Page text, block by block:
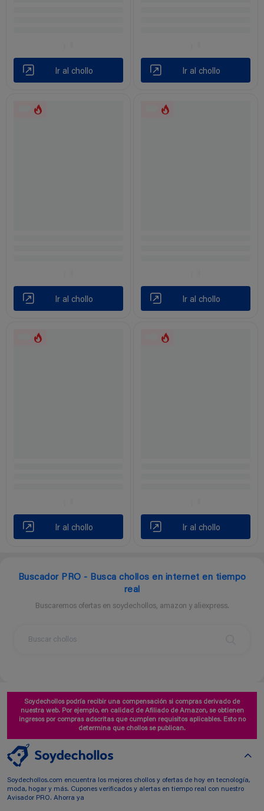
Ir al chollo Ir al chollo
Ir al chollo Ir al chollo
Ir al chollo Ir al chollo
Buscador PRO - Busca chollos en internet en tiempo
real
Buscaremos ofertas en soydechollos, amazon y aliexpress.
Soydechollos podría recibir una compensación si compras derivado de
nuestra web. Por ejemplo, en calidad de Afiliado de Amazon, se obtienen
ingresos por compras adscritas que cumplen requisitos aplicables. Esto no
determina que chollos se publican.
Soydechollos.com encuentra los mejores chollos y ofertas de hoy en tecnología,
moda, hogar y más. Cupones verificados y alertas en tiempo real con nuestro
Avisador PRO. Ahorra ya